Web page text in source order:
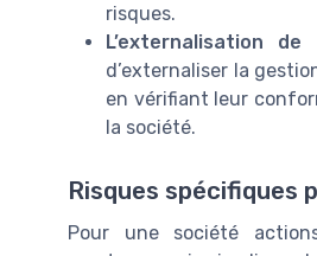
risques.
L’externalisation
d’externaliser la
en vérifiant leur
la société.
Risques spécifiques
Pour une société